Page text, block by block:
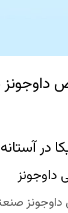
در
داوجونز